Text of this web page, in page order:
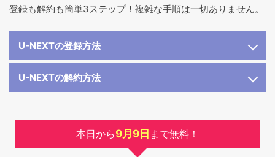
登録も解約も簡単3ステップ！複雑な手順は一切ありません。
U-NEXTの登録方法
U-NEXTの解約方法
本日から9月9日 まで無料！